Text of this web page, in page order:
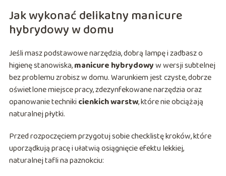
Jak wykonać delikatny manicure
hybrydowy w domu
Jeśli masz podstawowe narzędzia, dobrą lampę i zadbasz o
higienę stanowiska,manicure hybrydowyw wersji subtelnej
bez problemu zrobisz w domu. Warunkiem jest czyste, dobrze
oświetlone miejsce pracy, zdezynfekowane narzędzia oraz
opanowanie techniki cienkich warstw, które nie obciążają
naturalnej płytki.
Przed rozpoczęciem przygotuj sobie checklistę kroków, które
uporządkują pracę i ułatwią osiągnięcie efektu lekkiej,
naturalnej tafli na paznokciu: